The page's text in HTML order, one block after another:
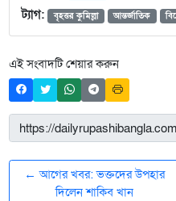
ট্যাগ: বৃহত্তর কুমিল্লা আন্তর্জাতিক
এই সংবাদটি শেয়ার করুন
← আগের খবর: ভক্তদের উপহার
দিলেন শাকিব খান